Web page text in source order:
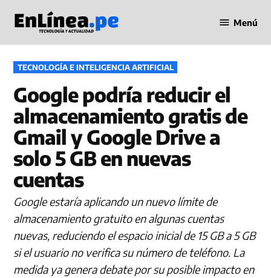
contenido
en Línea
Menú
PUBLICADO
EN
TECNOLOGÍA E INTELIGENCIA ARTIFICIAL
Google podría reducir el
almacenamiento gratis de
Gmail y Google Drive a
solo 5 GB en nuevas
cuentas
Google estaría aplicando un nuevo límite de
almacenamiento gratuito en algunas cuentas
nuevas, reduciendo el espacio inicial de 15 GB a 5 GB
si el usuario no verifica su número de teléfono. La
medida ya genera debate por su posible impacto en